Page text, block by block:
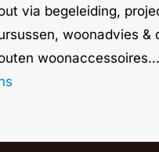
via begeleiding,
woonadvies &
woonaccessoires…